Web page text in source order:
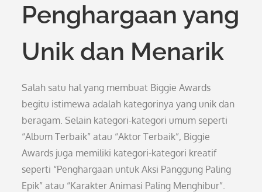
Penghargaan yang
Unik dan Menarik
Salah satu hal yang membuat Biggie Awards
begitu istimewa adalah kategorinya yang unik dan
beragam. Selain kategori-kategori umum seperti
“Album Terbaik” atau “Aktor Terbaik”, Biggie
Awards juga memiliki kategori-kategori kreatif
seperti “Penghargaan untuk Aksi Panggung Paling
Epik” atau “Karakter Animasi Paling Menghibur”.